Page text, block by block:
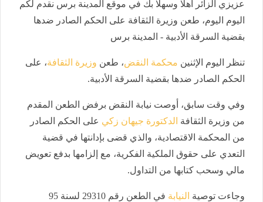
عزيزي الزائر أهلا وسهلا بك في موقع المدينة برس نقدم لكم
اليوم اليوم، طعن وزيرة الثقافة على الحكم الصادر ضدها
بقضية السرقة الأدبية - المدينة برس
تنظر اليوم الإثنين محكمة النقض، طعن وزيرة الثقافة، على
الحكم الصادر ضدها بقضية السرقة الأدبية.
وفي وقت سابق، أوصت نيابة النقض برفض الطعن المقدم
من وزيرة الثقافة الدكتورة جيهان زكي على الحكم الصادر
من المحكمة الاقتصادية، والذي قضى بإدانتها في قضية
التعدي على حقوق الملكية الفكرية، مع إلزامها بدفع تعويض
مالي وسحب كتابها من التداول.
وجاءت توصية النيابة
في الطعن رقم 29310 لسنة 95